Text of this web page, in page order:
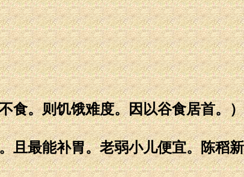
食。则饥饿难度。因以谷食居首。）
且最能补胃。老弱小儿便宜。陈稻